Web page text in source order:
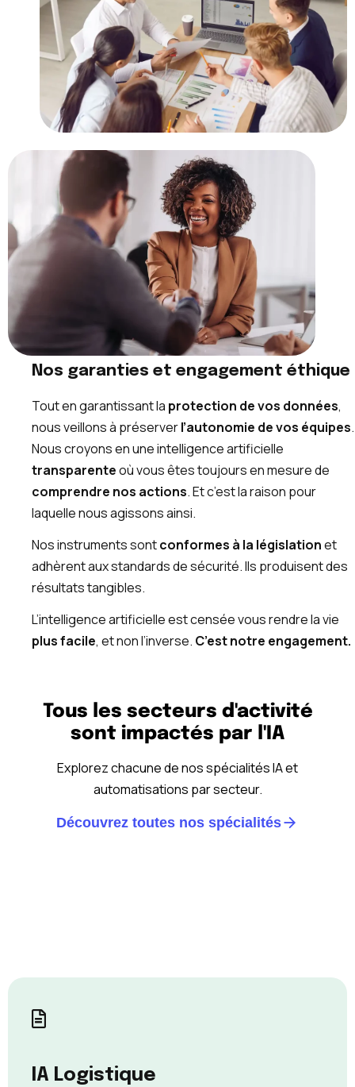
Nos garanties et engagement éthique
Tout en garantissant la protection de vos données,
nous veillons à préserverl’autonomie de vos équipes.
Nous croyons en une intelligence artificielle
transparenteoù vous êtes toujours en mesure de
comprendre nos actions. Et c’est la raison pour
laquelle nous agissons ainsi.
Nos instruments sontconformes à la législationet
adhèrent aux standards de sécurité. Ils produisent des
résultats tangibles.
L’intelligence artificielle est censée vous rendre la vie
plus facile, et non l’inverse. C’est notre engagement.
Tous les secteurs d'activité
sont impactés par l'IA
Explorez chacune de nos spécialités IA et
automatisations par secteur.
Découvrez toutes nos spécialités
IA Logistique